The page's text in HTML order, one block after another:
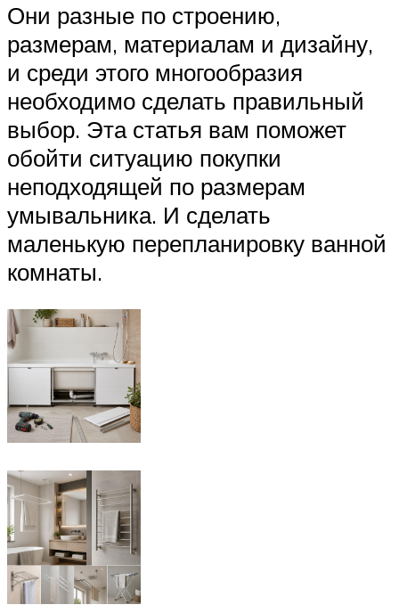
Они разные по строению,
размерам, материалам и дизайну,
и среди этого многообразия
необходимо сделать правильный
выбор. Эта статья вам поможет
обойти ситуацию покупки
неподходящей по размерам
умывальника. И сделать
маленькую перепланировку ванной
комнаты.